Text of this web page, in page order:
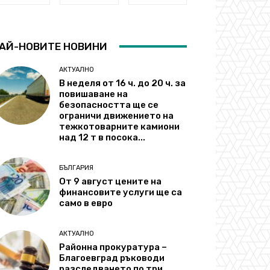
НОВИТЕ НОВИНИ
АКТУАЛНО
В неделя от 16 ч. до 20 ч. за
повишаване на
безопасността ще се
ограничи движението на
тежкотоварните камиони
над 12 т в посока...
БЪЛГАРИЯ
От 9 август цените на
финансовите услуги ще са
само в евро
АКТУАЛНО
Районна прокуратура –
Благоевград ръководи